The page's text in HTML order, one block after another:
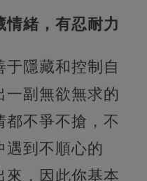
情緒，有忍耐力
于隱藏和控制自
一副無欲無求的
都不爭不搶，不
遇到不順心的
來，因此你基本